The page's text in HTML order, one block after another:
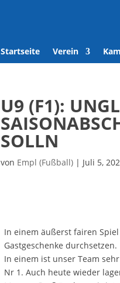
Startseite
Verein
U9 (F1):
SOLLN
von Empl (Fußball) | Juli 5,
In einem äußerst fairen
Gastgeschenke durchsetzen.
In einem ist unser Team
Nr 1. Auch heute wieder